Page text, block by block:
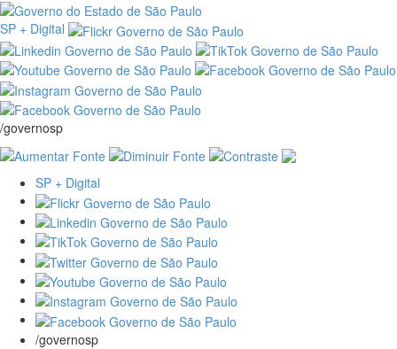
SP + Digital
/governosp
SP + Digital
/governosp